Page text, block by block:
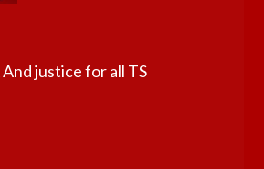
justice for all TS